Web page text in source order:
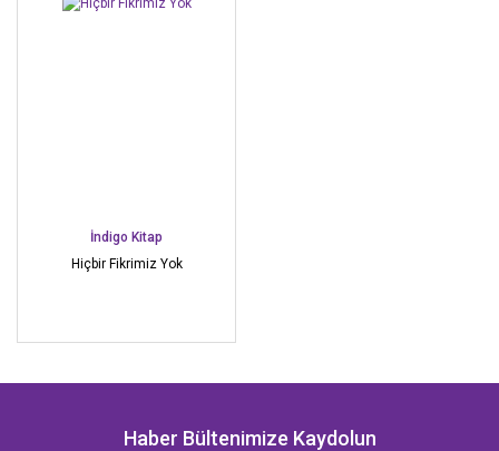
İndigo Kitap
Hiçbir Fikrimiz Yok
Haber Bültenimize Kaydolun